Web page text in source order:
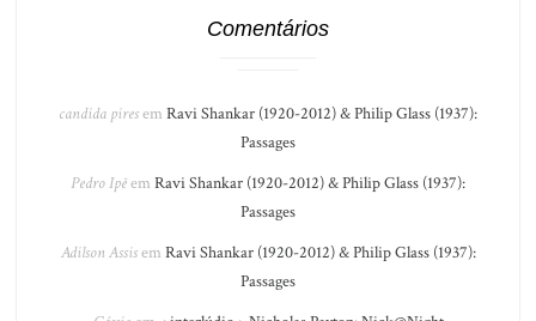
Comentários
candida piresem Ravi Shankar (1920-2012) & Philip Glass (1937):
Passages
Pedro Ipêem Ravi Shankar (1920-2012) & Philip Glass (1937):
Passages
Adilson Assisem Ravi Shankar (1920-2012) & Philip Glass (1937):
Passages